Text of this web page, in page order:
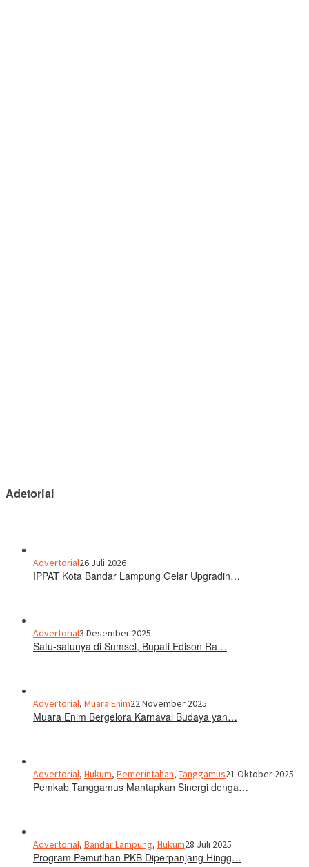
Adetorial
Advertorial26 Juli 2026
IPPAT Kota Bandar Lampung Gelar Upgradin…
Advertorial3 Desember 2025
Satu-satunya di Sumsel, Bupati Edison Ra…
Advertorial, Muara Enim22 November 2025
Muara Enim Bergelora Karnaval Budaya yan…
Advertorial, Hukum, Pemerintahan, Tanggamus21 Oktober 2025
Pemkab Tanggamus Mantapkan Sinergi denga…
Advertorial, Bandar Lampung, Hukum28 Juli 2025
Program Pemutihan PKB Diperpanjang Hingg…